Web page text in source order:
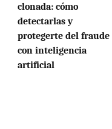
clonada: cómo
detectarlas y
protegerte del fraude
con inteligencia
artificial